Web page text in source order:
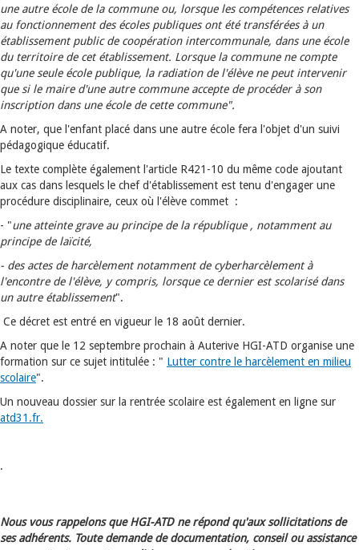
une autre école de la commune ou, lorsque les compétences relatives
au fonctionnement des écoles publiques ont été transférées à un
établissement public de coopération intercommunale, dans une école
du territoire de cet établissement. Lorsque la commune ne compte
qu'une seule école publique, la radiation de l'élève ne peut intervenir
que si le maire d'une autre commune accepte de procéder à son
inscription dans une école de cette commune".
A noter, que l'enfant placé dans une autre école fera l'objet d'un suivi
pédagogique éducatif.
Le texte complète également l'article R421-10 du même code ajoutant
aux cas dans lesquels le chef d'établissement est tenu d'engager une
procédure disciplinaire, ceux où l'élève commet :
- "une atteinte grave au principe de la république , notamment au
principe de laïcité,
- des actes de harcèlement notamment de cyberharcèlement à
l'encontre de l'élève, y compris, lorsque ce dernier est scolarisé dans
un autre établissement".
Ce décret est entré en vigueur le 18 août dernier.
A noter que le 12 septembre prochain à Auterive HGI-ATD organise une
formation sur ce sujet intitulée : " Lutter contre le harcèlement en milieu
scolaire".
Un nouveau dossier sur la rentrée scolaire est également en ligne sur
atd31.fr.
.
Nous vous rappelons que HGI-ATD ne répond qu'aux sollicitations de
ses adhérents. Toute demande de documentation, conseil ou assistance